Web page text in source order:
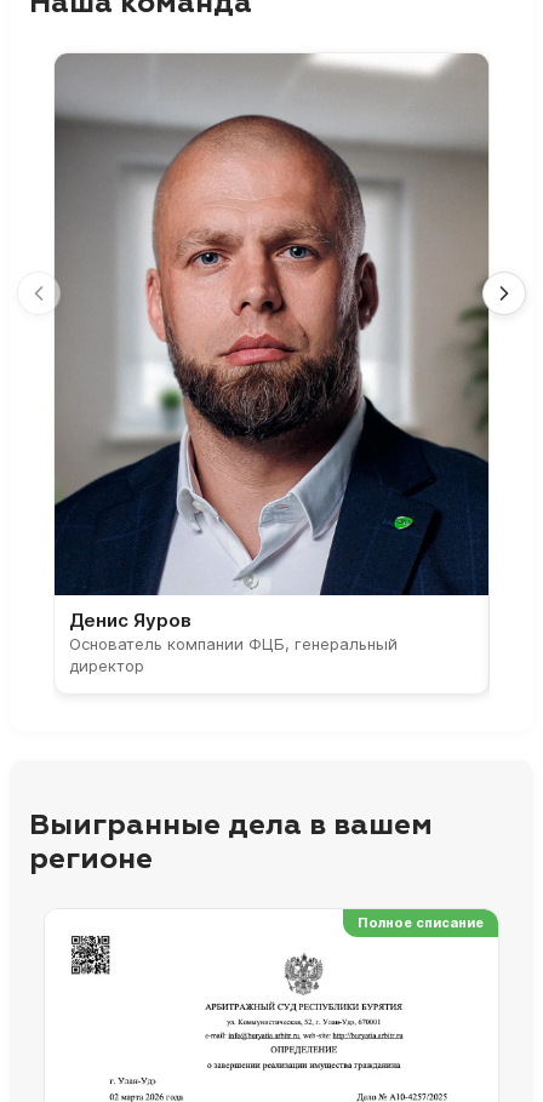
Денис Яуров
Основатель компании ФЦБ, генеральный
директор
Выигранные дела в вашем
регионе
Полное списание